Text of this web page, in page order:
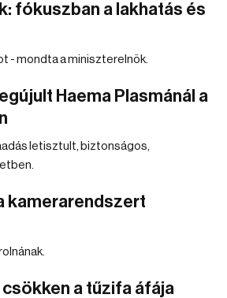
fókuszban a lakhatás és
- mondta a miniszterelnök.
Haema Plasmánál a
letisztult, biztonságos,
kamerarendszert
a tűzifa áfája